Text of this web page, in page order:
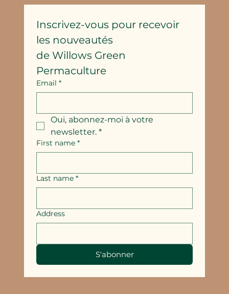
Inscrivez-vous pour recevoir
les nouveautés
de Willows Green
Permaculture
Email *
Oui, abonnez-moi à votre
newsletter. *
First name *
Last name *
Address
S'abonner